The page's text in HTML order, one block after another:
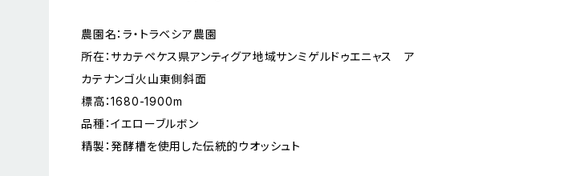
農園名：ラ・トラベシア農園
所在：サカテペケス県アンティグア地域サンミゲルドゥエニャス ア
カテナンゴ火山東側斜面
標高：1680-1900m
品種：イエローブルボン
精製：発酵槽を使用した伝統的ウオッシュト